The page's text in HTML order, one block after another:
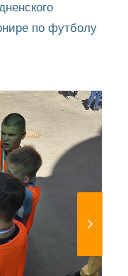
по футболу